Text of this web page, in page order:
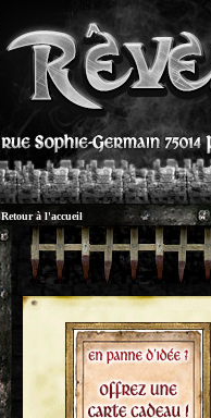
Retour à l'accueil